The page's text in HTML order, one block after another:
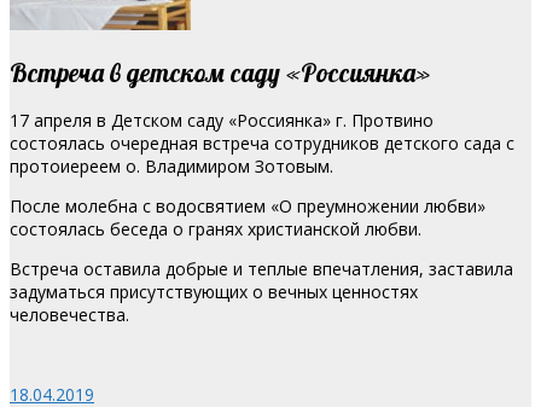
Встреча в детском саду «Россиянка»
17 апреля в Детском саду «Россиянка» г. Протвино
состоялась очередная встреча сотрудников детского сада с
протоиереем о. Владимиром Зотовым.
После молебна с водосвятием «О преумножении любви»
состоялась беседа о гранях христианской любви.
Встреча оставила добрые и теплые впечатления, заставила
задуматься присутствующих о вечных ценностях
человечества.
18.04.2019